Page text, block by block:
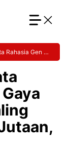
Rahasia Gen Z